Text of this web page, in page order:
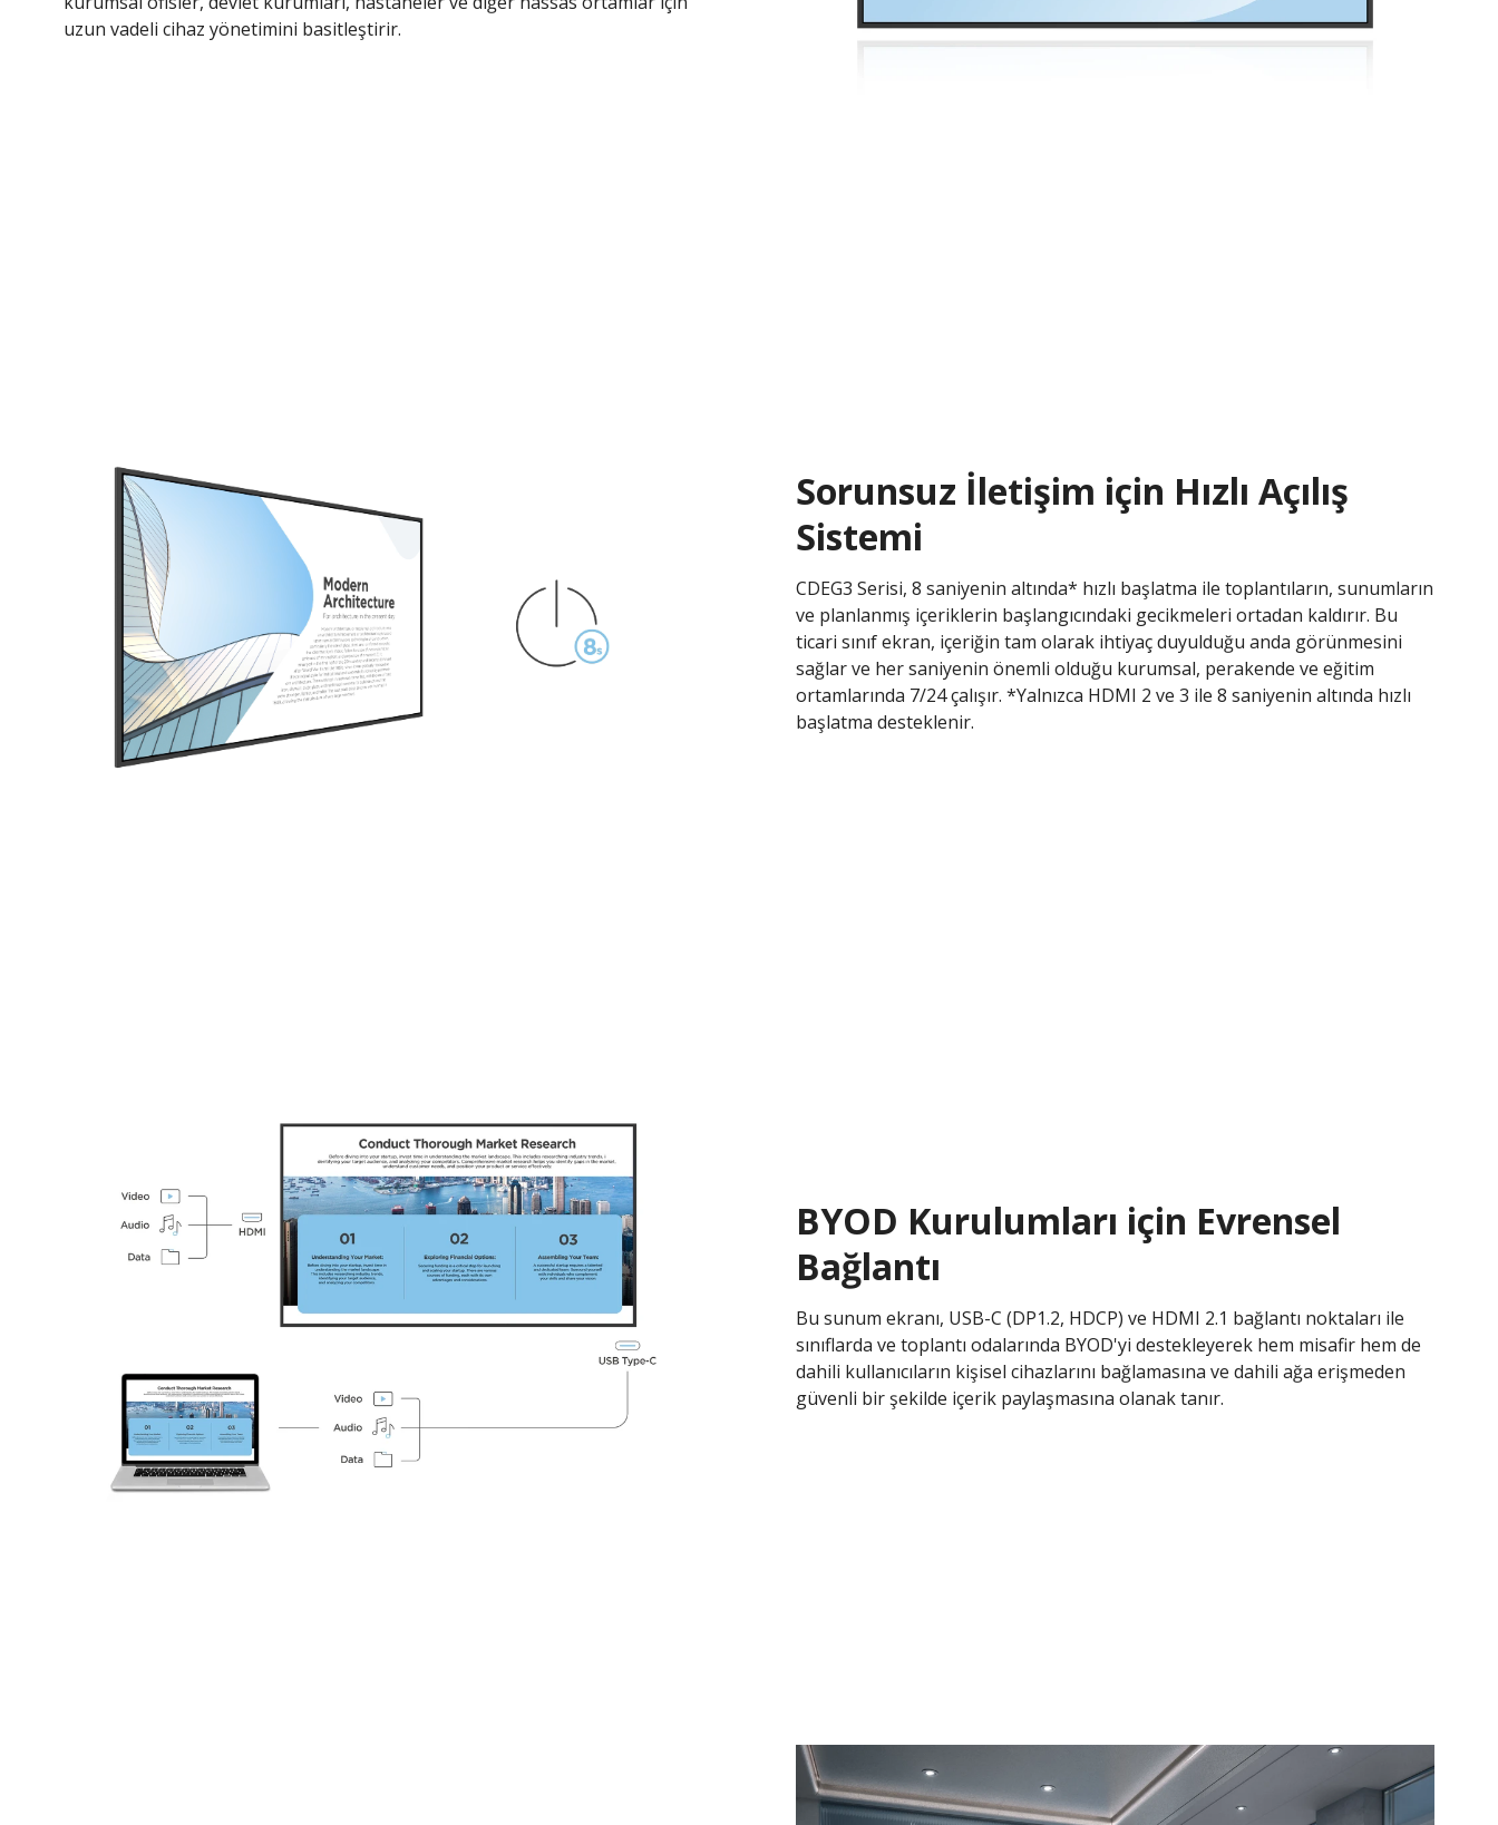
uzun vadeli cihaz yönetimini basitleştirir.
Sorunsuz İletişim için Hızlı Açılış
Sistemi
CDEG3 Serisi, 8 saniyenin altında* hızlı başlatma ile toplantıların, sunumların
ve planlanmış içeriklerin başlangıcındaki gecikmeleri ortadan kaldırır. Bu
ticari sınıf ekran, içeriğin tam olarak ihtiyaç duyulduğu anda görünmesini
sağlar ve her saniyenin önemli olduğu kurumsal, perakende ve eğitim
ortamlarında 7/24 çalışır. *Yalnızca HDMI 2 ve 3 ile 8 saniyenin altında hızlı
başlatma desteklenir.
BYOD Kurulumları için Evrensel
Bağlantı
Bu sunum ekranı, USB-C (DP1.2, HDCP) ve HDMI 2.1 bağlantı noktaları ile
sınıflarda ve toplantı odalarında BYOD'yi destekleyerek hem misafir hem de
dahili kullanıcıların kişisel cihazlarını bağlamasına ve dahili ağa erişmeden
güvenli bir şekilde içerik paylaşmasına olanak tanır.